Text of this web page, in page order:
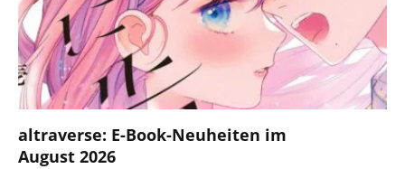
altraverse: E-Book-Neuheiten im
August 2026